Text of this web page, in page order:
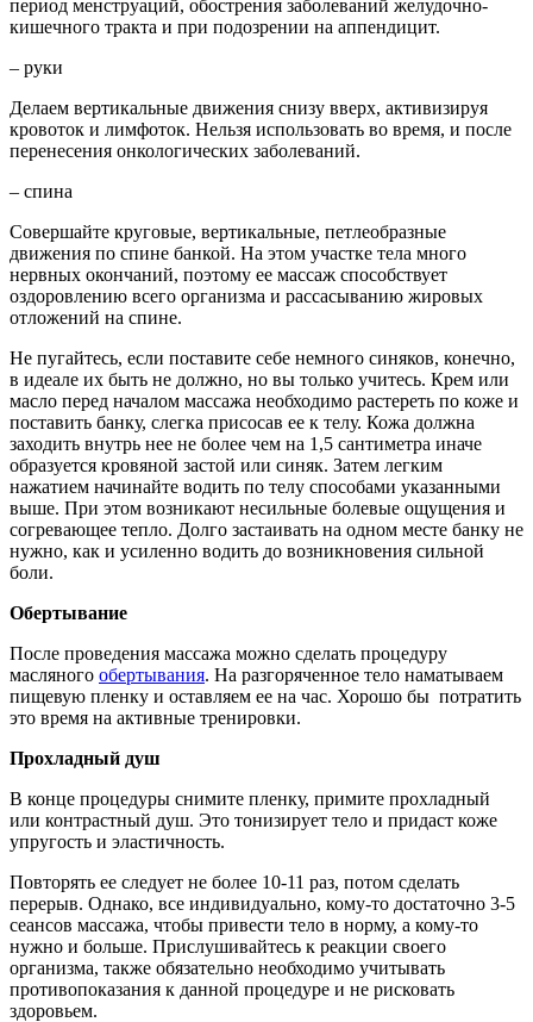
период менструаций, обострения заболеваний желудочно-
кишечного тракта и при подозрении на аппендицит.
– руки
Делаем вертикальные движения снизу вверх, активизируя
кровоток и лимфоток. Нельзя использовать во время, и после
перенесения онкологических заболеваний.
– спина
Совершайте круговые, вертикальные, петлеобразные
движения по спине банкой. На этом участке тела много
нервных окончаний, поэтому ее массаж способствует
оздоровлению всего организма и рассасыванию жировых
отложений на спине.
Не пугайтесь, если поставите себе немного синяков, конечно,
в идеале их быть не должно, но вы только учитесь. Крем или
масло перед началом массажа необходимо растереть по коже и
поставить банку, слегка присосав ее к телу. Кожа должна
заходить внутрь нее не более чем на 1,5 сантиметра иначе
образуется кровяной застой или синяк. Затем легким
нажатием начинайте водить по телу способами указанными
выше. При этом возникают несильные болевые ощущения и
согревающее тепло. Долго застаивать на одном месте банку не
нужно, как и усиленно водить до возникновения сильной
боли.
Обертывание
После проведения массажа можно сделать процедуру
масляного обертывания. На разгоряченное тело наматываем
пищевую пленку и оставляем ее на час. Хорошо бы потратить
это время на активные тренировки.
Прохладный душ
В конце процедуры снимите пленку, примите прохладный
или контрастный душ. Это тонизирует тело и придаст коже
упругость и эластичность.
Повторять ее следует не более 10-11 раз, потом сделать
перерыв. Однако, все индивидуально, кому-то достаточно 3-5
сеансов массажа, чтобы привести тело в норму, а кому-то
нужно и больше. Прислушивайтесь к реакции своего
организма, также обязательно необходимо учитывать
противопоказания к данной процедуре и не рисковать
здоровьем.